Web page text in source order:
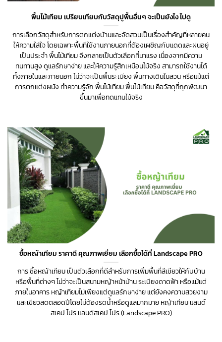
พื้นไม้เทียม เปรียบเทียบกับวัสดุปูพื้นอื่นๆ จะเป็นยังไง ไปดู
การเลือกวัสดุสำหรับการตกแต่งบ้านและจัดสวนเป็นเรื่องสำคัญที่หลายคน
ให้ความใส่ใจ โดยเฉพาะพื้นที่ใช้งานภายนอกที่ต้องเผชิญกับแดดและฝนอยู่
เป็นประจำ พื้นไม้เทียม จึงกลายเป็นตัวเลือกที่มาแรง เนื่องจากมีความ
ทนทานสูง ดูแลรักษาง่าย และให้ความรู้สึกเหมือนไม้จริง สามารถใช้งานได้
ทั้งภายในและภายนอก ไม่ว่าจะเป็นพื้นระเบียง พื้นทางเดินในสวน หรือแม้แต่
การตกแต่งผนัง ทำความรู้จัก พื้นไม้เทียม พื้นไม้เทียม คือวัสดุที่ถูกพัฒนา
ขึ้นมาเพื่อทดแทนไม้จริง
ซื้อหญ้าเทียม ราคาดี คุณภาพเยี่ยม เลือกซื้อได้ที่ Landscape PRO
การ ซื้อหญ้าเทียม เป็นตัวเลือกที่ดีสำหรับการเพิ่มพื้นที่สีเขียวให้กับบ้าน
หรือพื้นที่ต่างๆ ไม่ว่าจะเป็นสนามหญ้าหน้าบ้าน ระเบียงดาดฟ้า หรือแม้แต่
ภายในอาคาร หญ้าเทียมไม่เพียงแต่ดูแลรักษาง่าย แต่ยังคงความสวยงาม
และเขียวสดตลอดปีโดยไม่ต้องรดน้ำหรือดูแลมากมาย หญ้าเทียม แลนด์
สเคป โปร แลนด์สเคป โปร (Landscape PRO)